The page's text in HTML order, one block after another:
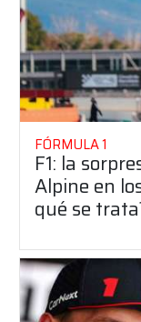
FÓRMULA 1
F1: la
Alpine en
qué se